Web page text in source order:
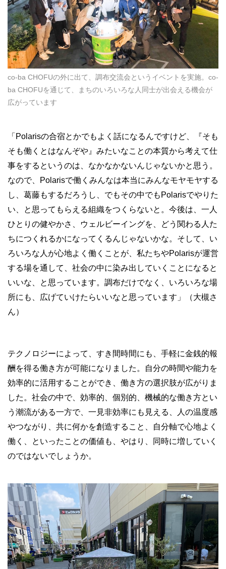
co-ba CHOFUの外に出て、調布交流会というイベントを実施。co-
ba CHOFUを通じて、まちのいろいろな人同士が出会える機会が
広がっています
「Polarisの合宿とかでもよく話になるんですけど、『そも
そも働くとはなんぞや』みたいなことの本質から考えて仕
事をするというのは、なかなかないんじゃないかと思う。
なので、Polarisで働くみんなは本当にみんなモヤモヤする
し、葛藤もするだろうし、でもその中でもPolarisでやりた
い、と思ってもらえる組織をつくらないと。今後は、一人
ひとりの健やかさ、ウェルビーイングを、どう関わる人た
ちにつくれるかになってくるんじゃないかな。そして、い
ろいろな人が心地よく働くことが、私たちやPolarisが運営
する場を通して、社会の中に染み出していくことになると
いいな、と思っています。調布だけでなく、いろいろな場
所にも、広げていけたらいいなと思っています」（大槻さ
ん）
テクノロジーによって、すき間時間にも、手軽に金銭的報
酬を得る働き方が可能になりました。自分の時間や能力を
効率的に活用することができ、働き方の選択肢が広がりま
した。社会の中で、効率的、個別的、機械的な働き方とい
う潮流がある一方で、一見非効率にも見える、人の温度感
やつながり、共に何かを創造すること、自分軸で心地よく
働く、といったことの価値も、やはり、同時に増していく
のではないでしょうか。